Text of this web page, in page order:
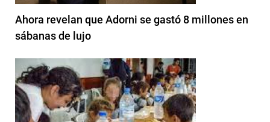
Ahora revelan que Adorni se gastó 8 millones en
sábanas de lujo